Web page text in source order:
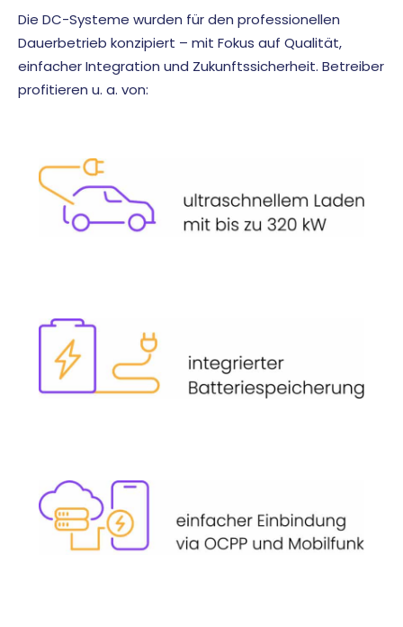
Die DC-Systeme wurden für den professionellen
Dauerbetrieb konzipiert – mit Fokus auf Qualität,
einfacher Integration und Zukunftssicherheit. Betreiber
profitieren u. a. von: